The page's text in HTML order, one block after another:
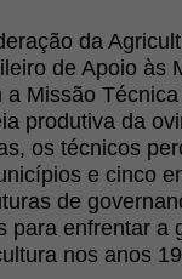
da
de Apoio às
Missão
produtiva da
os técnicos
e cinco
de
para enfrentar a
nos anos